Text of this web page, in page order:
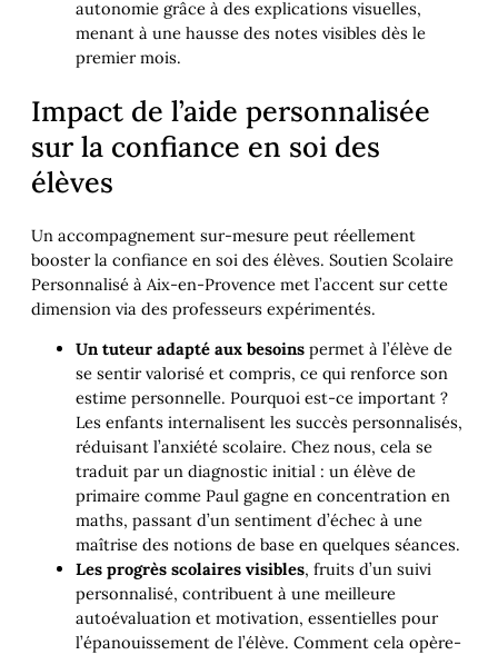
autonomie grâce à des explications visuelles,
menant à une hausse des notes visibles dès le
premier mois.
Impact de l’aide personnalisée
sur la confiance en soi des
élèves
Un accompagnement sur-mesure peut réellement
booster la confiance en soi des élèves. Soutien Scolaire
Personnalisé à Aix-en-Provence met l’accent sur cette
dimension via des professeurs expérimentés.
Un tuteur adapté aux besoins permet à l’élève de
se sentir valorisé et compris, ce qui renforce son
estime personnelle. Pourquoi est-ce important ?
Les enfants internalisent les succès personnalisés,
réduisant l’anxiété scolaire. Chez nous, cela se
traduit par un diagnostic initial : un élève de
primaire comme Paul gagne en concentration en
maths, passant d’un sentiment d’échec à une
maîtrise des notions de base en quelques séances.
Les progrès scolaires visibles, fruits d’un suivi
personnalisé, contribuent à une meilleure
autoévaluation et motivation, essentielles pour
l’épanouissement de l’élève. Comment cela opère-